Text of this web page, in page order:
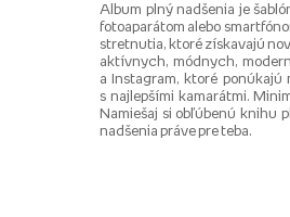
Album plný nadšenia je
fotoaparátom alebo
stretnutia, ktoré získavajú
aktívnych, módnych,
a Instagram, ktoré ponúkajú
s najlepšími kamarátmi.
Namiešaj si obľúbenú knihu
nadšenia práve pre teba.